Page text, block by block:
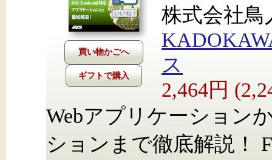
ギフトで購入
株式会社
ス
2,464円
Webアプリケーション
ションまで徹底解説！